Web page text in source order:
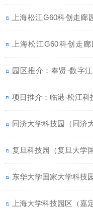
上海松江G60科创走
上海松江G60科创走
园区推介：奉贤·数字
项目推介：临港·松江科
同济大学科技园（同济
复旦科技园（复旦大学
东华大学国家大学科技
上海大学科技园区（嘉